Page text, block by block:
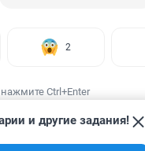
2
Ctrl+Enter
и другие задания!